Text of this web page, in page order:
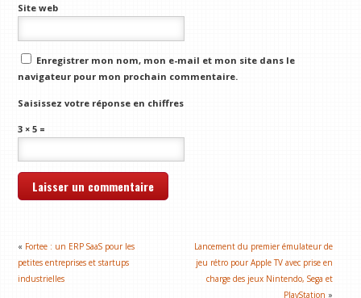
Site web
Enregistrer mon nom, mon e-mail et mon site dans le
navigateur pour mon prochain commentaire.
Saisissez votre réponse en chiffres
3 × 5 =
« Fortee : un ERP SaaS pour les
petites entreprises et startups
industrielles
Lancement du premier émulateur de
jeu rétro pour Apple TV avec prise en
charge des jeux Nintendo, Sega et
PlayStation »